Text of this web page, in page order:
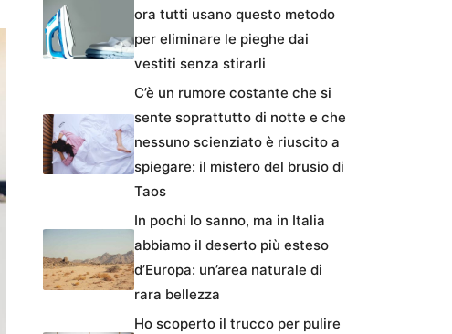
ora tutti usano questo metodo
per eliminare le pieghe dai
vestiti senza stirarli
C’è un rumore costante che si
sente soprattutto di notte e che
nessuno scienziato è riuscito a
spiegare: il mistero del brusio di
Taos
In pochi lo sanno, ma in Italia
abbiamo il deserto più esteso
d’Europa: un’area naturale di
rara bellezza
Ho scoperto il trucco per pulire